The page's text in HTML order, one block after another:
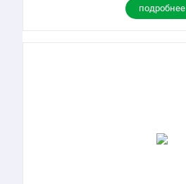
подробнее